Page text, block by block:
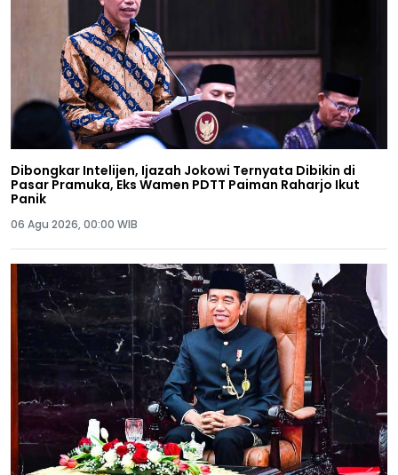
Dibongkar Intelijen, Ijazah Jokowi Ternyata Dibikin di
Pasar Pramuka, Eks Wamen PDTT Paiman Raharjo Ikut
Panik
06 Agu 2026, 00:00 WIB